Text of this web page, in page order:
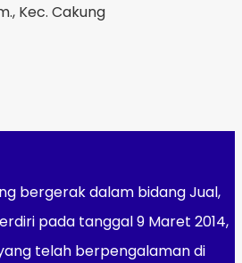
Kec. Cakung
bergerak dalam bidang Jual,
pada tanggal 9 Maret 2014,
telah berpengalaman di